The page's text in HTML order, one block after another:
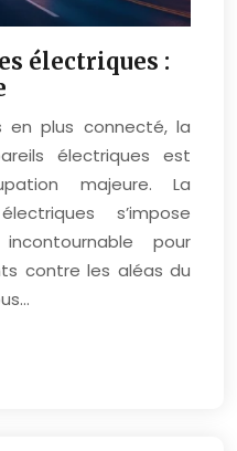
électriques :
en plus connecté, la
électriques est
majeure. La
s’impose
pour
contre les aléas du